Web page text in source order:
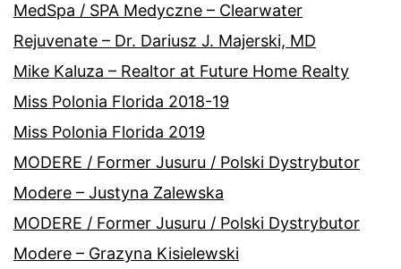
MedSpa / SPA Medyczne – Clearwater
Rejuvenate – Dr. Dariusz J. Majerski, MD
Mike Kaluza – Realtor at Future Home Realty
Miss Polonia Florida 2018-19
Miss Polonia Florida 2019
MODERE / Former Jusuru / Polski Dystrybutor
Modere – Justyna Zalewska
MODERE / Former Jusuru / Polski Dystrybutor
Modere – Grazyna Kisielewski